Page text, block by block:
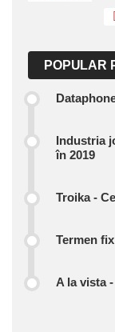
POPULAR
Industria
în 2019
Troika -
Termen
A la vista